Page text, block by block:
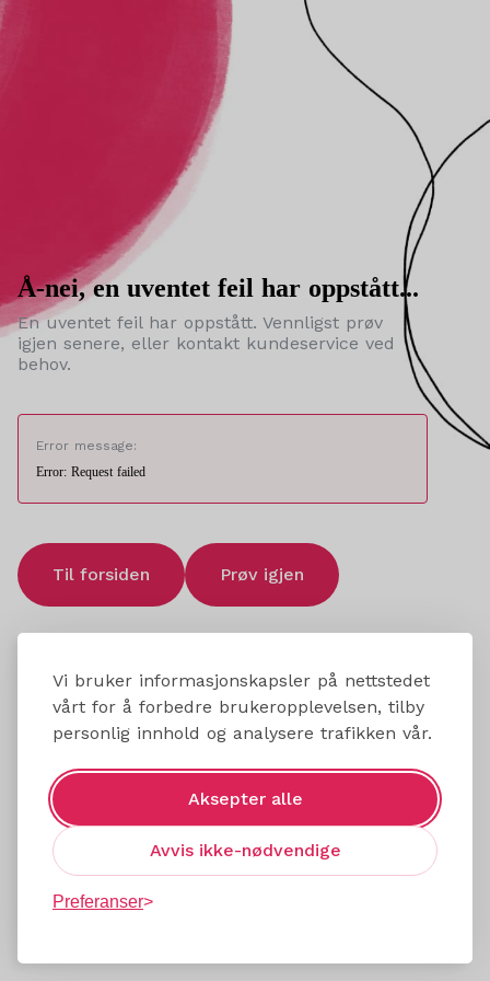
Vi bruker informasjonskapsler på nettstedet
vårt for å forbedre brukeropplevelsen, tilby
personlig innhold og analysere trafikken vår.
Aksepter alle
Avvis ikke-nødvendige
Preferanser
Å-nei, en uventet feil har oppstått...
En uventet feil har oppstått. Vennligst prøv
igjen senere, eller kontakt kundeservice ved
behov.
Error message:
Error: Request failed
Til forsiden Prøv igjen